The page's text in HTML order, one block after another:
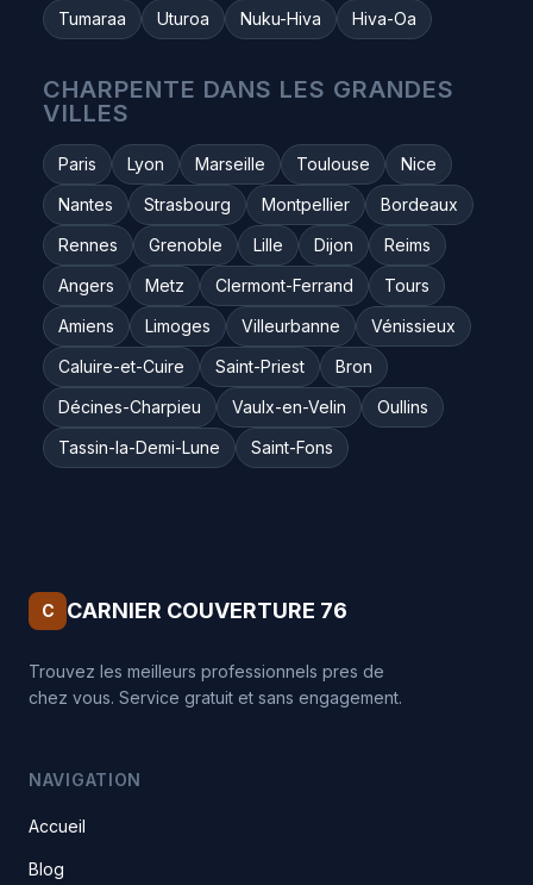
Tumaraa
Uturoa Nuku-Hiva Hiva-Oa
CHARPENTE DANS LES GRANDES
VILLES
Paris Lyon Marseille Toulouse
Nice
Nantes
Strasbourg Montpellier
Bordeaux
Rennes
Grenoble Lille Dijon
Reims
Angers
Metz Clermont-Ferrand
Tours
Amiens
Limoges Villeurbanne
Vénissieux
Caluire-et-Cuire
Saint-Priest
Bron
Décines-Charpieu
Vaulx-en-Velin
Oullins
Tassin-la-Demi-Lune
Saint-Fons
C CARNIER COUVERTURE 76
Trouvez les meilleurs professionnels pres de
chez vous. Service gratuit et sans engagement.
NAVIGATION
Accueil
Blog